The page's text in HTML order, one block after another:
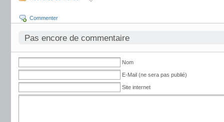
Commenter
Pas encore de commentaire
Nom
E-Mail (ne sera pas publié)
Site internet